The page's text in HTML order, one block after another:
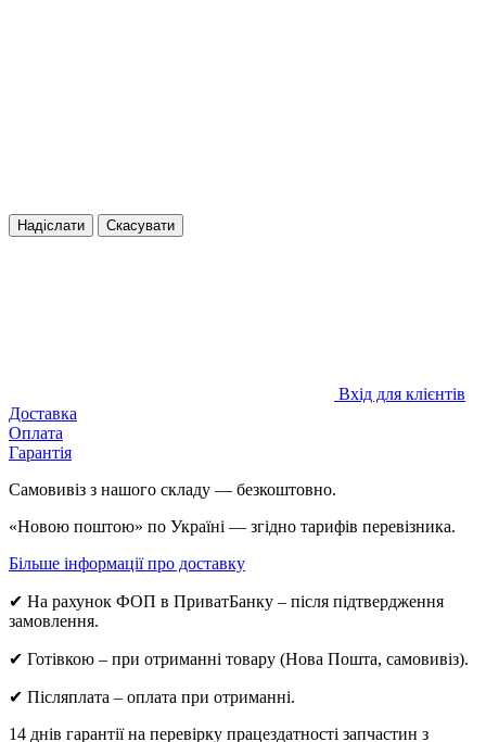
Надіслати Скасувати
Вхід для клієнтів
Доставка
Оплата
Гарантія
Самовивіз з нашого складу — безкоштовно.
«Новою поштою» по Україні — згідно тарифів перевізника.
Більше інформації про доставку
✔ На рахунок ФОП в ПриватБанку – після підтвердження
замовлення.
✔ Готівкою – при отриманні товару (Нова Пошта, самовивіз).
✔ Післяплата – оплата при отриманні.
14 днів гарантії на перевірку працездатності запчастин з